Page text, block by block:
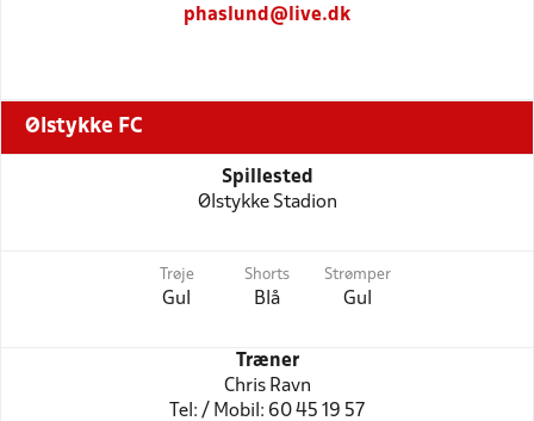
phaslund@live.dk
Ølstykke FC
Spillested
Ølstykke Stadion
Trøje
Gul
Shorts
Blå
Strømper
Gul
Træner
Chris Ravn
Tel: / Mobil: 60 45 19 57